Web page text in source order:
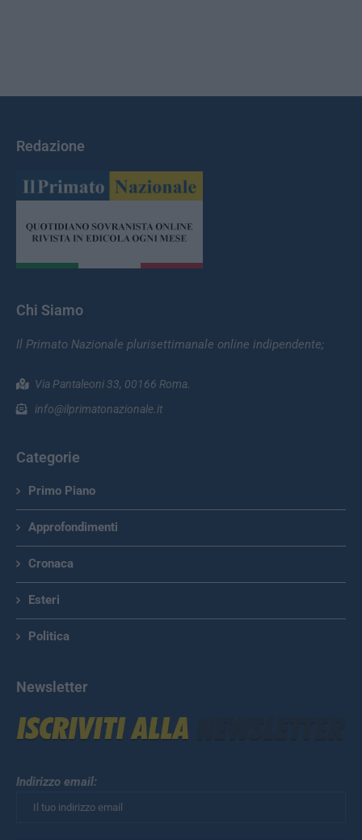
Redazione
Chi Siamo
Il Primato Nazionale plurisettimanale online indipendente;
Via Pantaleoni 33, 00166 Roma.
info@ilprimatonazionale.it
Categorie
Primo Piano
Approfondimenti
Cronaca
Esteri
Politica
Newsletter
Indirizzo email: